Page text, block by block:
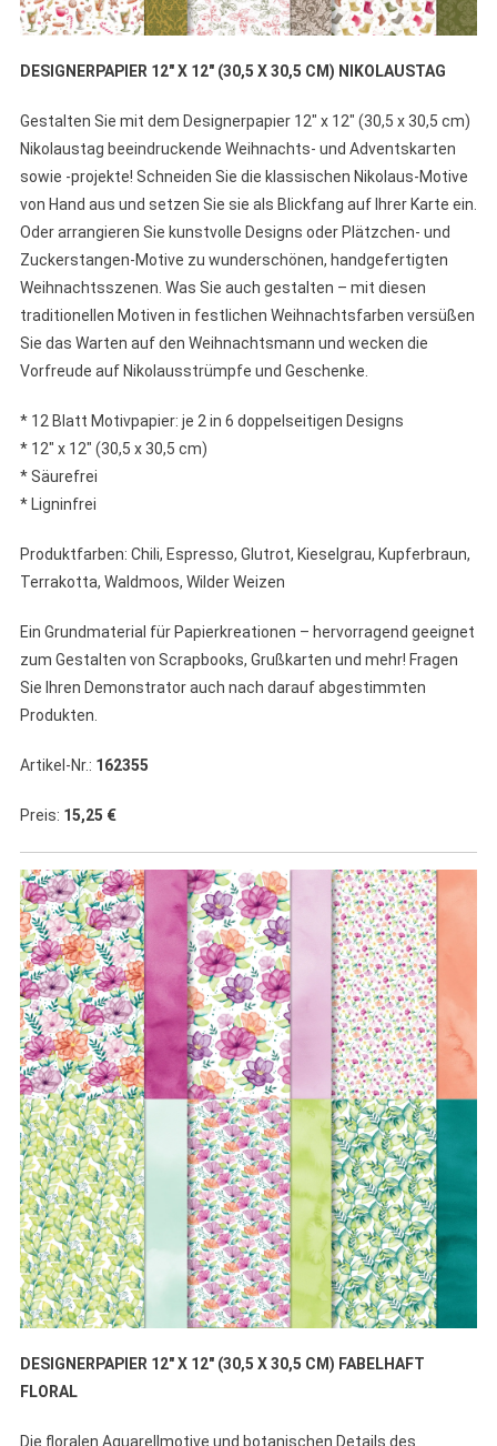
DESIGNERPAPIER 12″ X 12″ (30,5 X 30,5 CM) NIKOLAUSTAG
Gestalten Sie mit dem Designerpapier 12″ x 12″ (30,5 x 30,5 cm)
Nikolaustag beeindruckende Weihnachts- und Adventskarten
sowie -projekte! Schneiden Sie die klassischen Nikolaus-Motive
von Hand aus und setzen Sie sie als Blickfang auf Ihrer Karte ein.
Oder arrangieren Sie kunstvolle Designs oder Plätzchen- und
Zuckerstangen-Motive zu wunderschönen, handgefertigten
Weihnachtsszenen. Was Sie auch gestalten – mit diesen
traditionellen Motiven in festlichen Weihnachtsfarben versüßen
Sie das Warten auf den Weihnachtsmann und wecken die
Vorfreude auf Nikolausstrümpfe und Geschenke.
* 12 Blatt Motivpapier: je 2 in 6 doppelseitigen Designs
* 12″ x 12″ (30,5 x 30,5 cm)
* Säurefrei
* Ligninfrei
Produktfarben: Chili, Espresso, Glutrot, Kieselgrau, Kupferbraun,
Terrakotta, Waldmoos, Wilder Weizen
Ein Grundmaterial für Papierkreationen – hervorragend geeignet
zum Gestalten von Scrapbooks, Grußkarten und mehr! Fragen
Sie Ihren Demonstrator auch nach darauf abgestimmten
Produkten.
Artikel-Nr.: 162355
Preis: 15,25 €
DESIGNERPAPIER 12″ X 12″ (30,5 X 30,5 CM) FABELHAFT
FLORAL
Die floralen Aquarellmotive und botanischen Details des